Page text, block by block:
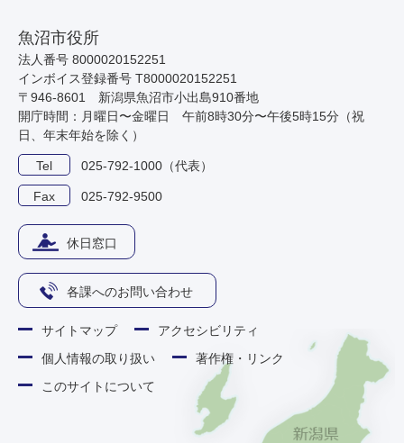
魚沼市役所
法人番号 8000020152251
インボイス登録番号 T8000020152251
〒946-8601 新潟県魚沼市小出島910番地
開庁時間：月曜日〜金曜日 午前8時30分〜午後5時15分（祝
日、年末年始を除く）
Tel 025-792-1000（代表）
Fax 025-792-9500
休日窓口
各課へのお問い合わせ
サイトマップ
アクセシビリティ
個人情報の取り扱い
著作権・リンク
このサイトについて